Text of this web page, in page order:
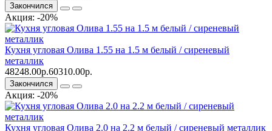
Закончился
Акция: -20%
Кухня угловая Олива 1.55 на 1.5 м белый / сиреневый
металлик
48248.00р.60310.00р.
Закончился
Акция: -20%
Кухня угловая Олива 2.0 на 2.2 м белый / сиреневый металлик